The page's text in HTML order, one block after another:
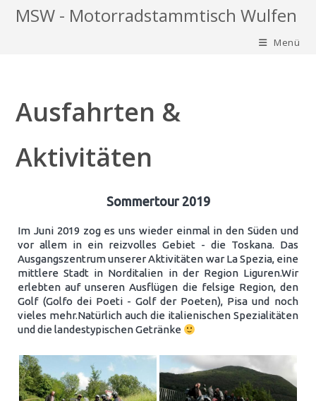
Zum
InhaltMSW - Motorradstammtisch Wulfen
Menü
Ausfahrten &
Aktivitäten
Sommertour 2019
Im Juni 2019 zog es uns wieder einmal in den Süden und
vor allem in ein reizvolles Gebiet - die Toskana. Das
Ausgangszentrum unserer Aktivitäten war La Spezia, eine
mittlere Stadt in Norditalien in der Region Liguren.Wir
erlebten auf unseren Ausflügen die felsige Region, den
Golf (Golfo dei Poeti - Golf der Poeten), Pisa und noch
vieles mehr.Natürlich auch die italienischen Spezialitäten
und die landestypischen Getränke